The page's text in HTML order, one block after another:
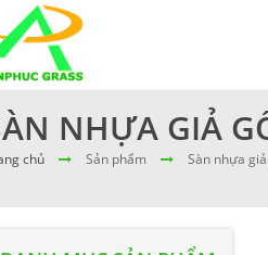
NHỰA GIẢ
chủ Sản phẩm Sàn nhựa